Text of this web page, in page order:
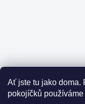
Ať jste tu jako doma.
pokojíčků